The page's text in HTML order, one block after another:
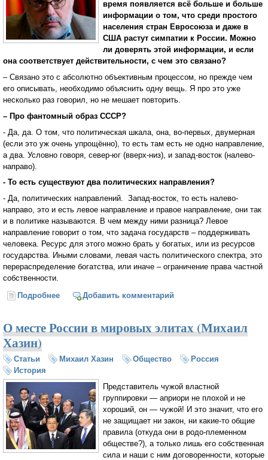
время появляется всё больше и больше
информации о том, что среди простого
населения стран Евросоюза и даже в
США растут симпатии к России. Можно
ли доверять этой информации, и если
она соответствует действительности, с чем это связано?
– Связано это с абсолютно объективным процессом, но прежде чем
его описывать, необходимо объяснить одну вещь. Я про это уже
несколько раз говорил, но не мешает повторить.
– Про фантомный образ СССР?
- Да, да. О том, что политическая шкала, она, во-первых, двумерная
(если это уж очень упрощённо), то есть там есть не одно направление,
а два. Условно говоря, север-юг (вверх-низ), и запад-восток (налево-
направо).
- То есть существуют два политических направления?
- Да, политических направлений. Запад-восток, то есть налево-
направо, это и есть левое направление и правое направление, они так
и в политике называются. В чем между ними разница? Левое
направление говорит о том, что задача государств – поддерживать
человека. Ресурс для этого можно брать у богатых, или из ресурсов
государства. Иными словами, левая часть политического спектра, это
перераспределение богатства, или иначе – ограничение права частной
собственности.
Подробнее о Михаил Хазин о левоконсервативных тенденциях
Добавить комментарий
О месте России в мировых элитах (Михаил
Хазин)
Статьи Михаил Хазин Общество
Россия
История
Представитель чужой властной
группировки — априори не плохой и не
хороший, он — чужой! И это значит, что его
не защищает ни закон, ни какие-то общие
правила (откуда они в родо-племенном
обществе?), а только лишь его собственная
сила и наши с ним договоренности, которые